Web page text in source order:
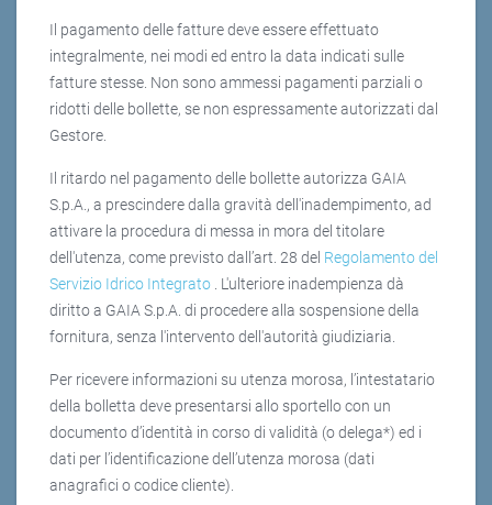
Il pagamento delle fatture deve essere effettuato
integralmente, nei modi ed entro la data indicati sulle
fatture stesse. Non sono ammessi pagamenti parziali o
ridotti delle bollette, se non espressamente autorizzati dal
Gestore.
Il ritardo nel pagamento delle bollette autorizza GAIA
S.p.A., a prescindere dalla gravità dell'inadempimento, ad
attivare la procedura di messa in mora del titolare
dell'utenza, come previsto dall’art. 28 del Regolamento del
Servizio Idrico Integrato . L'ulteriore inadempienza dà
diritto a GAIA S.p.A. di procedere alla sospensione della
fornitura, senza l'intervento dell'autorità giudiziaria.
Per ricevere informazioni su utenza morosa, l’intestatario
della bolletta deve presentarsi allo sportello con un
documento d’identità in corso di validità (o delega*) ed i
dati per l’identificazione dell’utenza morosa (dati
anagrafici o codice cliente).